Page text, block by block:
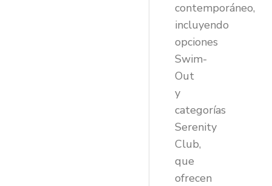
contemporáneo,
incluyendo
opciones
Swim-
Out
y
categorías
Serenity
Club,
que
ofrecen